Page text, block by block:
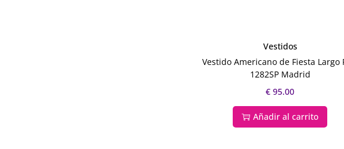
Vestidos
Vestido Americano de Fiesta Largo
1282SP Madrid
€ 95.00
Añadir al carrito